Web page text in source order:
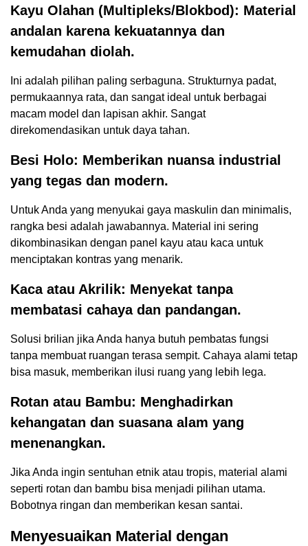
Kayu Olahan (Multipleks/Blokbod): Material
andalan karena kekuatannya dan
kemudahan diolah.
Ini adalah pilihan paling serbaguna. Strukturnya padat,
permukaannya rata, dan sangat ideal untuk berbagai
macam model dan lapisan akhir. Sangat
direkomendasikan untuk daya tahan.
Besi Holo: Memberikan nuansa industrial
yang tegas dan modern.
Untuk Anda yang menyukai gaya maskulin dan minimalis,
rangka besi adalah jawabannya. Material ini sering
dikombinasikan dengan panel kayu atau kaca untuk
menciptakan kontras yang menarik.
Kaca atau Akrilik: Menyekat tanpa
membatasi cahaya dan pandangan.
Solusi brilian jika Anda hanya butuh pembatas fungsi
tanpa membuat ruangan terasa sempit. Cahaya alami tetap
bisa masuk, memberikan ilusi ruang yang lebih lega.
Rotan atau Bambu: Menghadirkan
kehangatan dan suasana alam yang
menenangkan.
Jika Anda ingin sentuhan etnik atau tropis, material alami
seperti rotan dan bambu bisa menjadi pilihan utama.
Bobotnya ringan dan memberikan kesan santai.
Menyesuaikan Material dengan